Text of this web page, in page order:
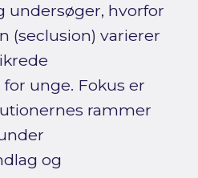
undersøger, hvorfor
(seclusion) varierer
unge. Fokus er
rammer
og